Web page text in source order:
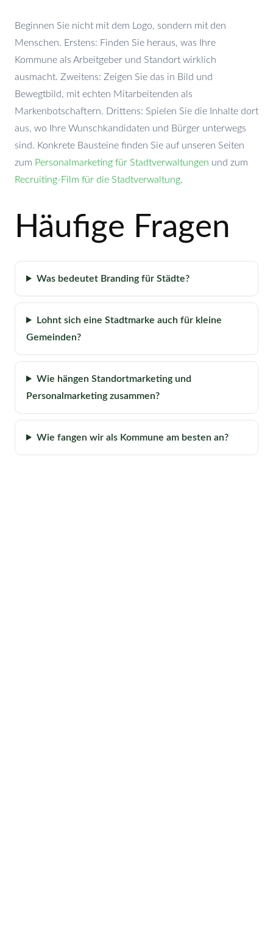
Beginnen Sie nicht mit dem Logo, sondern mit den
Menschen. Erstens: Finden Sie heraus, was Ihre
Kommune als Arbeitgeber und Standort wirklich
ausmacht. Zweitens: Zeigen Sie das in Bild und
Bewegtbild, mit echten Mitarbeitenden als
Markenbotschaftern. Drittens: Spielen Sie die Inhalte dort
aus, wo Ihre Wunschkandidaten und Bürger unterwegs
sind. Konkrete Bausteine finden Sie auf unseren Seiten
zum Personalmarketing für Stadtverwaltungen und zum
Recruiting-Film für die Stadtverwaltung.
Häufige Fragen
Was bedeutet Branding für Städte?
Lohnt sich eine Stadtmarke auch für kleine
Gemeinden?
Wie hängen Standortmarketing und
Personalmarketing zusammen?
Wie fangen wir als Kommune am besten an?